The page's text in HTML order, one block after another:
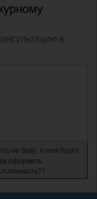
в
не буду, в нем будет
оформить